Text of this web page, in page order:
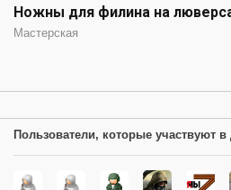
Ножны для филина на
Мастерская
Пользователи, которые участвуют в